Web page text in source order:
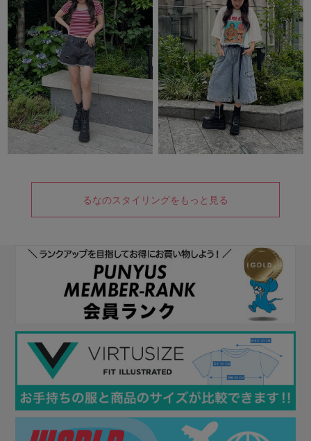
るなのスタイリングをもっと見る